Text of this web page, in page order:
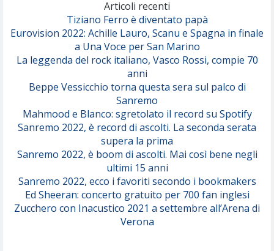
Serenamente
Articoli recenti
Tiziano Ferro è diventato papà
Eurovision 2022: Achille Lauro, Scanu e Spagna in finale
a Una Voce per San Marino
La leggenda del rock italiano, Vasco Rossi, compie 70
anni
Beppe Vessicchio torna questa sera sul palco di
Sanremo
Mahmood e Blanco: sgretolato il record su Spotify
Sanremo 2022, è record di ascolti. La seconda serata
supera la prima
Sanremo 2022, è boom di ascolti. Mai così bene negli
ultimi 15 anni
Sanremo 2022, ecco i favoriti secondo i bookmakers
Ed Sheeran: concerto gratuito per 700 fan inglesi
Zucchero con Inacustico 2021 a settembre all’Arena di
Verona